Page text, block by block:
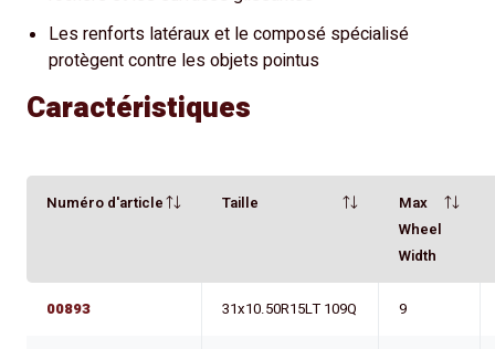
Les renforts latéraux et le composé spécialisé
protègent contre les objets pointus
Caractéristiques
Numéro d'article Taille
Max
Wheel
Width
00893 31x10.50R15LT 109Q 9